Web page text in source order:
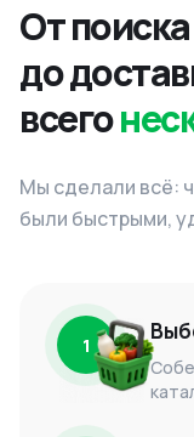
От поиска
до
всего
Мы сделали всё:
были быстрыми,
1